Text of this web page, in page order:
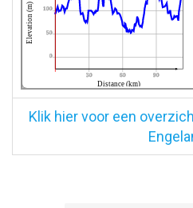

0
50
100
30 60 90
Distance (km)
Elevation (m)
Klik hier voor een